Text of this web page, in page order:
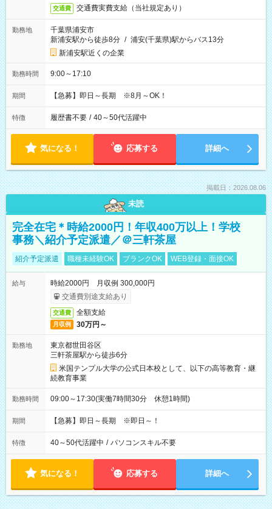
交通費 交通費実費支給（当社規定あり）
勤務地
千葉県浦安市
新浦安駅から徒歩8分 / 浦安(千葉県)駅からバス13分
新浦安駅近くの企業
勤務時間 9:00～17:10
期間 【急募】即日～長期 ※8月～OK！
特徴 履歴書不要 / 40～50代活躍中
気になる！ 応募する 詳細へ
掲載日：2026.08.06
未読
完全在宅＊時給2000円！年収400万以上！学校
事務＼紹介予定派遣／＠三軒茶屋
紹介予定派遣 職種未経験OK ブランクOK WEB登録・面接OK
給与
時給2000円 月収例 300,000円
交通費別途支給あり
交通費 全額支給
月収例 30万円～
勤務地
東京都世田谷区
三軒茶屋駅から徒歩6分
米国テンプル大学の公式日本校として、以下の高等教育・継
続教育事業
勤務時間 09:00～17:30(実働7時間30分 休憩1時間)
期間 【急募】即日～長期 ※即日～！
特徴 40～50代活躍中 / パソコンスキル不要
気になる！ 応募する 詳細へ